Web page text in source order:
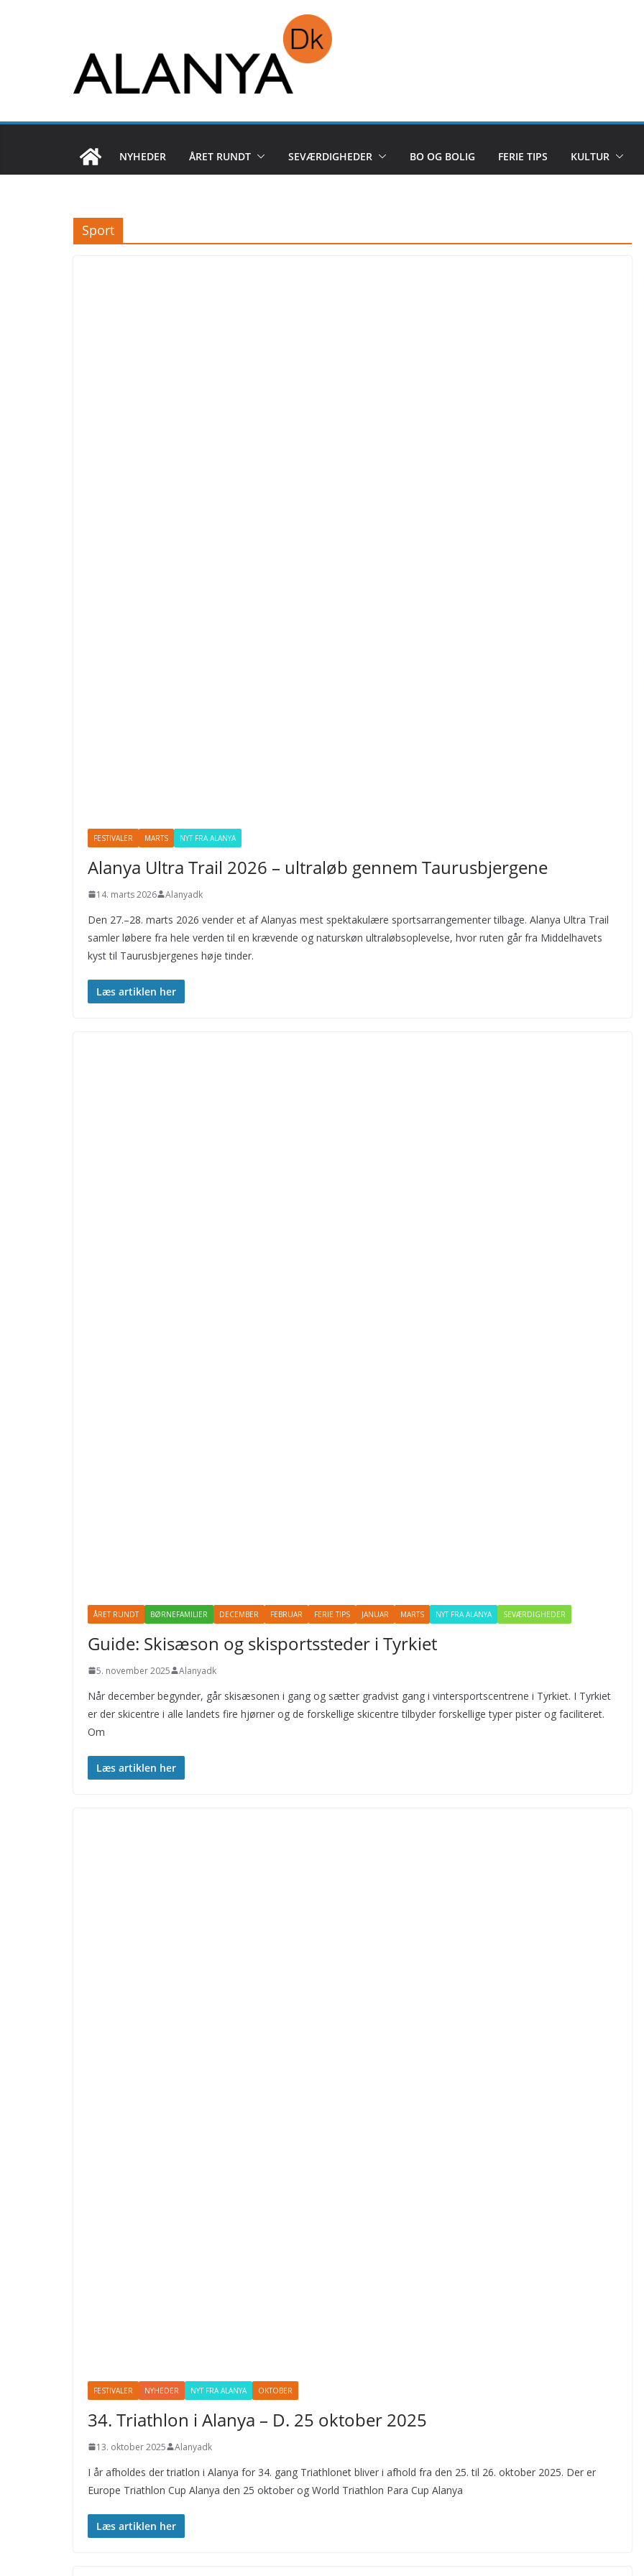
NYHEDER ÅRET RUNDT SEVÆRDIGHEDER BO OG BOLIG FERIE TIPS KULTUR
Sport
FESTIVALER MARTS NYT FRA ALANYA
Alanya Ultra Trail 2026 – ultraløb gennem Taurusbjergene
14. marts 2026 Alanyadk
Den 27.–28. marts 2026 vender et af Alanyas mest spektakulære sportsarrangementer tilbage. Alanya Ultra Trail
samler løbere fra hele verden til en krævende og naturskøn ultraløbsoplevelse, hvor ruten går fra Middelhavets
kyst til Taurusbjergenes høje tinder.
Læs artiklen her
ÅRET RUNDT BØRNEFAMILIER DECEMBER FEBRUAR FERIE TIPS JANUAR MARTS NYT FRA ALANYA SEVÆRDIGHEDER
Guide: Skisæson og skisportssteder i Tyrkiet
5. november 2025 Alanyadk
Når december begynder, går skisæsonen i gang og sætter gradvist gang i vintersportscentrene i Tyrkiet. I Tyrkiet
er der skicentre i alle landets fire hjørner og de forskellige skicentre tilbyder forskellige typer pister og faciliteret.
Om
Læs artiklen her
FESTIVALER NYHEDER NYT FRA ALANYA OKTOBER
34. Triathlon i Alanya – D. 25 oktober 2025
13. oktober 2025 Alanyadk
I år afholdes der triatlon i Alanya for 34. gang Triathlonet bliver i afhold fra den 25. til 26. oktober 2025. Der er
Europe Triathlon Cup Alanya den 25 oktober og World Triathlon Para Cup Alanya
Læs artiklen her